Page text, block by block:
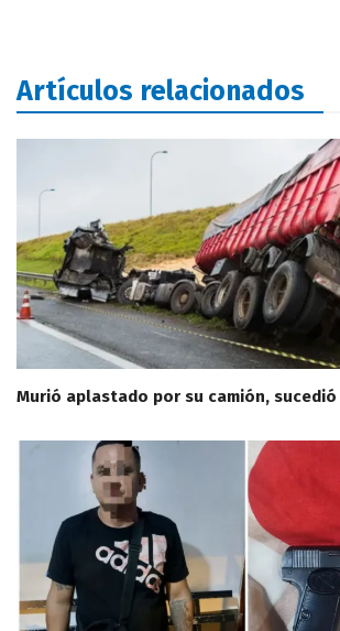
Artículos relacionados
Murió aplastado por su camión,